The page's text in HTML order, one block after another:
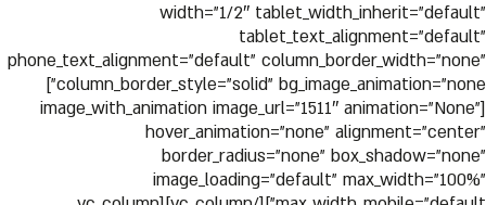
width=”1/2″ tablet_width_inherit=”default”
tablet_text_alignment=”default”
phone_text_alignment=”default” column_border_width=”none”
column_border_style=”solid” bg_image_animation=”none”]
[image_with_animation image_url=”1511″ animation=”None”
hover_animation=”none” alignment=”center”
border_radius=”none” box_shadow=”none”
image_loading=”default” max_width=”100%”